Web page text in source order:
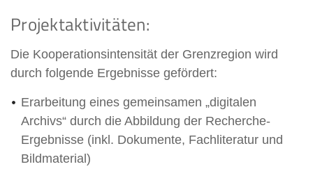
Projektaktivitäten:
Die Kooperationsintensität der Grenzregion wird
durch folgende Ergebnisse gefördert:
Erarbeitung eines gemeinsamen „digitalen
Archivs“ durch die Abbildung der Recherche-
Ergebnisse (inkl. Dokumente, Fachliteratur und
Bildmaterial)